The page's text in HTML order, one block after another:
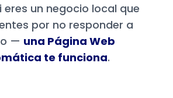
eres un negocio local que
por no responder a
— una Página Web
te funciona.